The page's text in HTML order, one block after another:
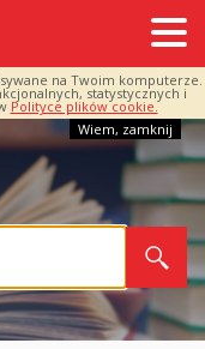
na Twoim komputerze.
statystycznych i
Polityce plików cookie.
Wiem, zamknij